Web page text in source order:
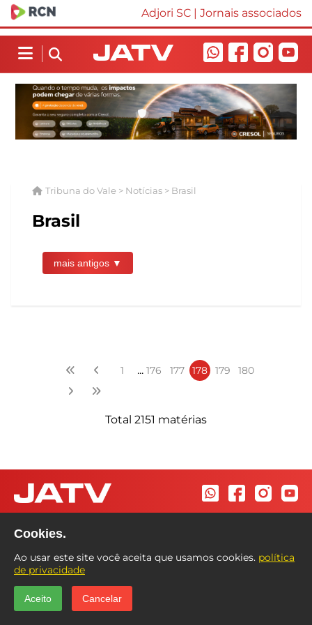
Adjori SC | Jornais associados
Tribuna do Vale > Notícias > Brasil
Brasil
mais antigos ▼
1 ... 176 177 178 179 180
Total 2151 matérias
© 2025 Suita Sistemas. Todos os direitos reservados
Cookies.
Ao usar este site você aceita que usamos cookies. política
de privacidade
Aceito Cancelar